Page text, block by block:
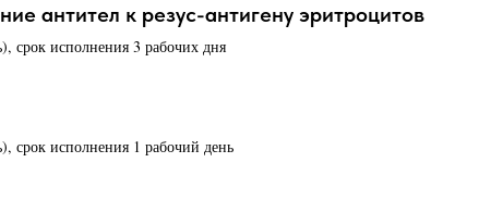
антител к резус-антигену эритроцитов
срок исполнения 3 рабочих дня
срок исполнения 1 рабочий день